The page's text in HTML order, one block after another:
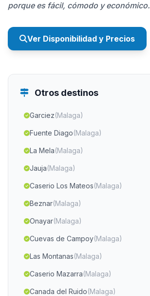
porque es fácil, cómodo y económico.
Ver Disponibilidad y Precios
Otros destinos
Garciez(Malaga)
Fuente Diago(Malaga)
La Mela(Malaga)
Jauja(Malaga)
Caserio Los Mateos(Malaga)
Beznar(Malaga)
Onayar(Malaga)
Cuevas de Campoy(Malaga)
Las Montanas(Malaga)
Caserio Mazarra(Malaga)
Canada del Ruido(Malaga)